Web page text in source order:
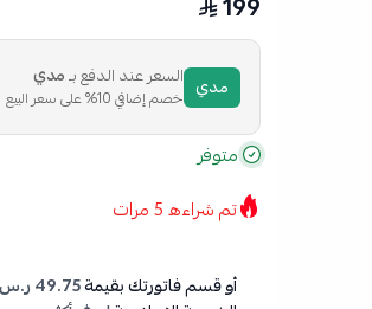
مدي السعر عند الدفع بـمدي
خصم إضافي 10% على سعر البيع
متوفر
تم شراءه5مرات
أو قسم فاتورتك بقيمة49.75 ر.س